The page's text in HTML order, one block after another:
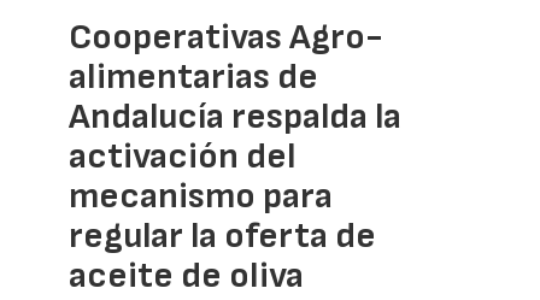
Cooperativas Agro-
alimentarias de
Andalucía respalda la
activación del
mecanismo para
regular la oferta de
aceite de oliva